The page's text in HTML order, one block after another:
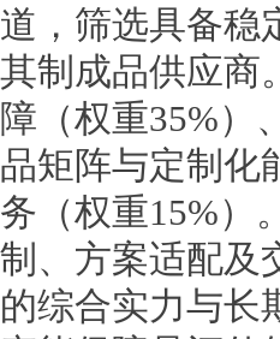
道，筛选具备稳
其制成品供应商
障（权重35%）
品矩阵与定制化
务（权重15%）
制、方案适配及
的综合实力与长